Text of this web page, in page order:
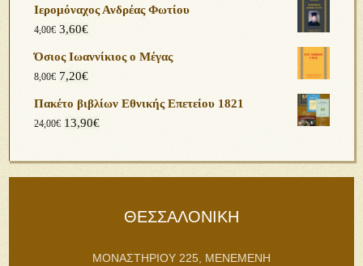
Ιερομόναχος Ανδρέας Φωτίου
4,00€ 3,60€
Όσιος Ιωαννίκιος ο Μέγας
8,00€ 7,20€
Πακέτο βιβλίων Εθνικής Επετείου 1821
24,00€ 13,90€
ΘΕΣΣΑΛΟΝΙΚΗ
ΜΟΝΑΣΤΗΡΙΟΥ 225, ΜΕΝΕΜΕΝΗ